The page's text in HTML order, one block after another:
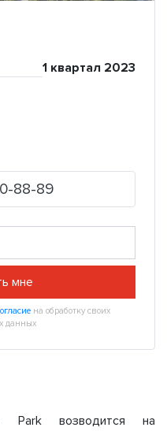
1 квартал 2023
88-89
мне
на обработку своих
данных
Park возводится на